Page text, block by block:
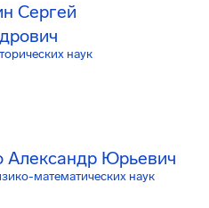
Сергей
наук
Александр Юрьевич
математических наук